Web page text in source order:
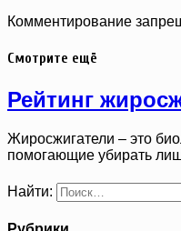
Комментирование
Смотрите ещё
Рейтинг
Жиросжигатели – это
помогающие убирать
Найти: